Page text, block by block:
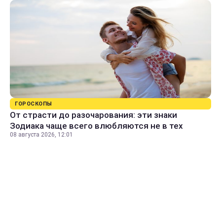
ГОРОСКОПЫ
От страсти до разочарования: эти знаки
Зодиака чаще всего влюбляются не в тех
08 августа 2026, 12:01